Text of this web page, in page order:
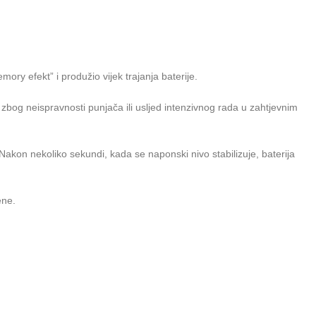
efekt” i produžio vijek trajanja baterije.
neispravnosti punjača ili usljed intenzivnog rada u zahtjevnim
nekoliko sekundi, kada se naponski nivo stabilizuje, baterija